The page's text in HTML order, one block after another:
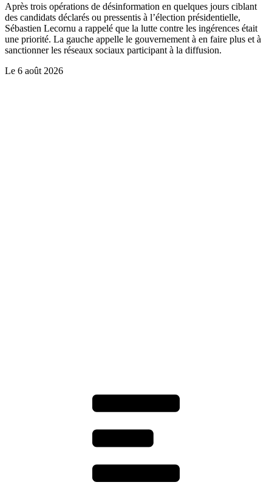
Après trois opérations de désinformation en quelques jours ciblant
des candidats déclarés ou pressentis à l’élection présidentielle,
Sébastien Lecornu a rappelé que la lutte contre les ingérences était
une priorité. La gauche appelle le gouvernement à en faire plus et à
sanctionner les réseaux sociaux participant à la diffusion.
Le 6 août 2026